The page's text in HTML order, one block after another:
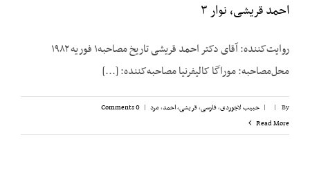
احمد قریشی، نوار ۳
روایت‌کننده: آقای دکتر احمد قریشی تاریخ مصاحبه۱ فوریه ۱۹۸۲
محل‌مصاحبه: موراگا کالیفرنیا مصاحبه‌کننده: [...]
By
|
| حبیب لاجوردی,فارسی,قریشی، احمد,مرد |
0 Comments
Read More